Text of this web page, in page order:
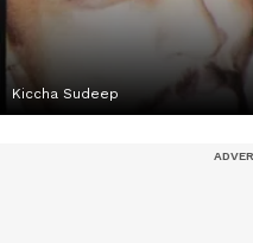
Kiccha Sudeep